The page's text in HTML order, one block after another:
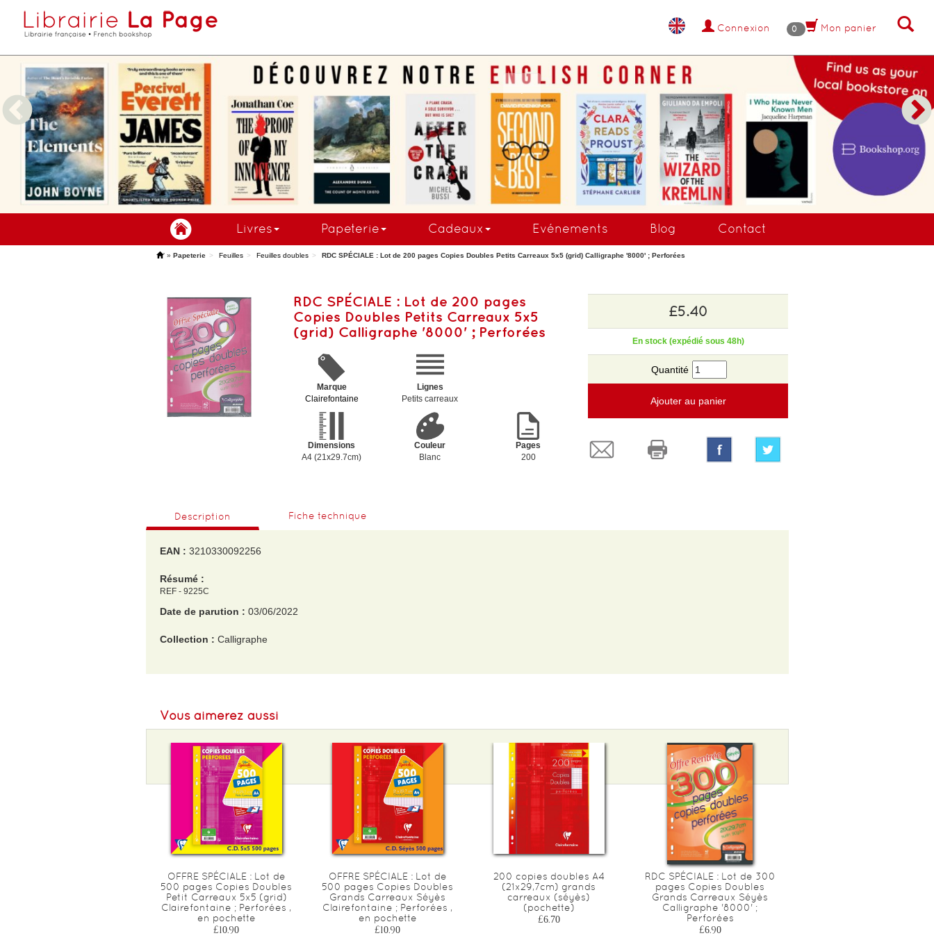
Connexion 0 Mon panier
.
Livres Papeterie Cadeaux Evénements Blog Contact
'» Papeterie Feuilles Feuilles doubles RDC SPÉCIALE : Lot de 200 pages Copies Doubles Petits Carreaux 5x5 (grid) Calligraphe '8000' ; Perforées
RDC SPÉCIALE : Lot de 200 pages
Copies Doubles Petits Carreaux 5x5
(grid) Calligraphe '8000' ; Perforées
Marque
Clairefontaine
Lignes
Petits carreaux
Dimensions
A4 (21x29.7cm)
Couleur
Blanc
Pages
200
£5.40
En stock (expédié sous 48h)
Quantité
Ajouter au panier
Description Fiche technique
EAN : 3210330092256
Résumé :
REF - 9225C
Date de parution : 03/06/2022
Collection : Calligraphe
Format L :297
600 g
Epaisseur :20
Nombre de pages :200
Vous aimerez aussi
OFFRE SPÉCIALE : Lot de
500 pages Copies Doubles
Petit Carreaux 5x5 (grid)
Clairefontaine ; Perforées ,
en pochette
£10.90
OFFRE SPÉCIALE : Lot de
500 pages Copies Doubles
Grands Carreaux Séyès
Clairefontaine ; Perforées ,
en pochette
£10.90
200 copies doubles A4
(21x29,7cm) grands
carreaux (séyès)
(pochette)
£6.70
RDC SPÉCIALE : Lot de 300
pages Copies Doubles
Grands Carreaux Séyès
Calligraphe '8000' ;
Perforées
£6.90